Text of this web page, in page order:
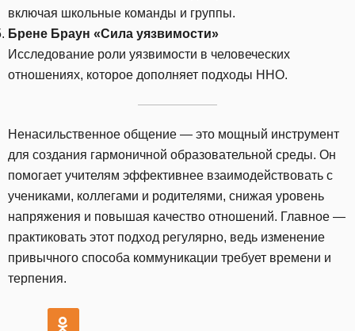
включая школьные команды и группы.
Брене Браун «Сила уязвимости»
Исследование роли уязвимости в человеческих
отношениях, которое дополняет подходы ННО.
Ненасильственное общение — это мощный инструмент
для создания гармоничной образовательной среды. Он
помогает учителям эффективнее взаимодействовать с
учениками, коллегами и родителями, снижая уровень
напряжения и повышая качество отношений. Главное —
практиковать этот подход регулярно, ведь изменение
привычного способа коммуникации требует времени и
терпения.